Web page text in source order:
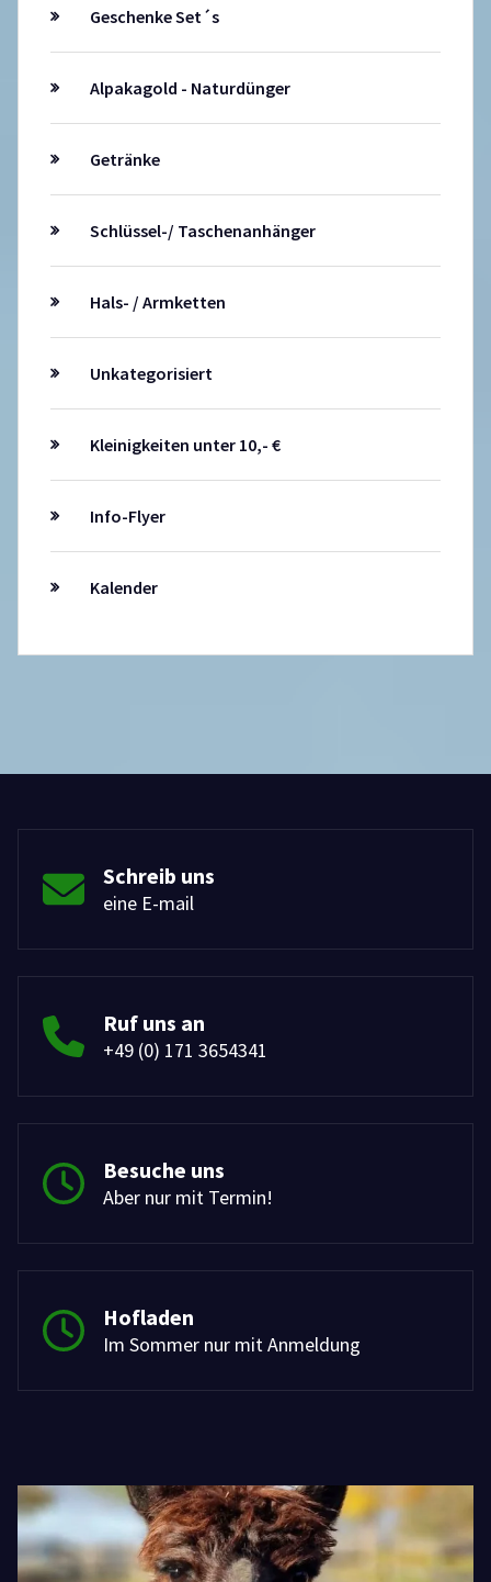
Geschenke Set´s
Alpakagold - Naturdünger
Getränke
Schlüssel-/ Taschenanhänger
Hals- / Armketten
Unkategorisiert
Kleinigkeiten unter 10,- €
Info-Flyer
Kalender
Schreib uns
eine E-mail
Ruf uns an
+49 (0) 171 3654341
Besuche uns
Aber nur mit Termin!
Hofladen
Im Sommer nur mit Anmeldung